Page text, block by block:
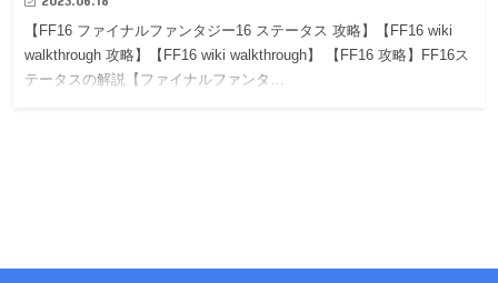
【FF16 ファイナルファンタジー16 ステータス 攻略】【FF16 wiki
walkthrough 攻略】【FF16 wiki walkthrough】 【FF16 攻略】FF16ス
テータスの解説【ファイナルファンタ…